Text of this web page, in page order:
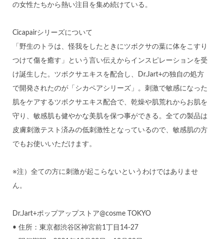
の女性たちから熱い注目を集め続けている。
Cicapairシリーズについて
「野生のトラは、怪我をしたときにツボクサの葉に体をこすり
つけて傷を癒す」という言い伝えからインスピレーションを受
け誕生した。ツボクサエキスを配合し、Dr.Jart+の独自の処方
で開発されたのが「シカペアシリーズ」。刺激で敏感になった
肌をケアするツボクサエキス配合で、乾燥や肌荒れからお肌を
守り、敏感肌も健やかな美肌を保つ事ができる。全ての製品は
皮膚刺激テスト済みの低刺激性となっているので、敏感肌の方
でもお使いいただけます。
※注）全ての方に刺激が起こらないというわけではありませ
ん。
Dr.Jart+ポップアップストア@cosme TOKYO
• 住所：東京都渋谷区神宮前1丁目14-27